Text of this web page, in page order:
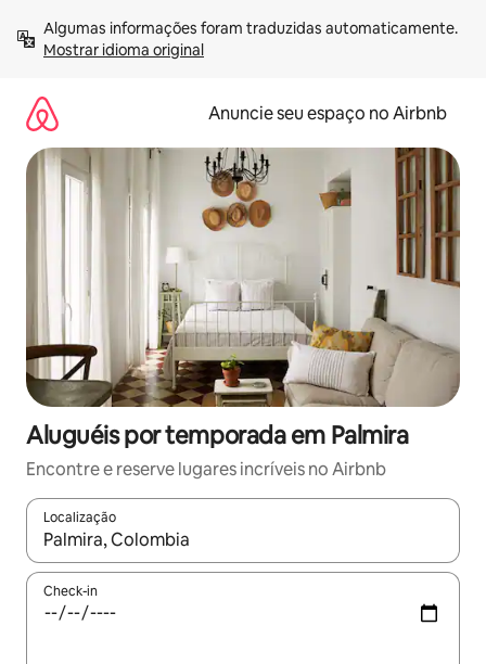
para
Mostrar idioma original
Anuncie seu espaço no Airbnb
Aluguéis por temporada em Palmira
Encontre e reserve lugares incríveis no Airbnb
Localização
Quando os resultados estiverem disponíveis, explore-os
Check-in